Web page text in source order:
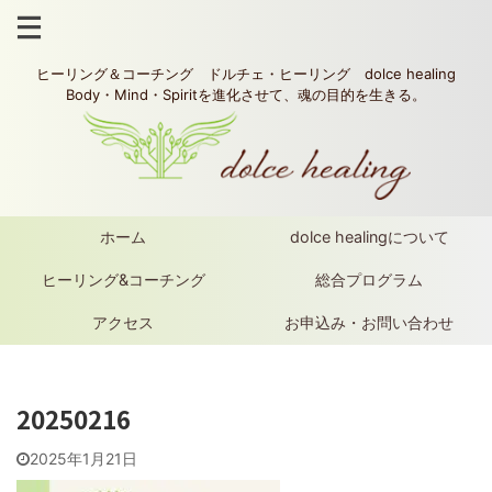
ヒーリング＆コーチング ドルチェ・ヒーリング dolce healing
Body・Mind・Spiritを進化させて、魂の目的を生きる。
ホーム dolce healingについて
ヒーリング&コーチング 総合プログラム
アクセス お申込み・お問い合わせ
20250216
2025年1月21日